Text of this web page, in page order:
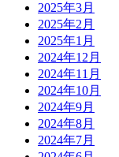
2025年3月
2025年2月
2025年1月
2024年12月
2024年11月
2024年10月
2024年9月
2024年8月
2024年7月